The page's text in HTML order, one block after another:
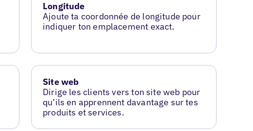
Longitude
Ajoute ta coordonnée de longitude pour
indiquer ton emplacement exact.
Site web
Dirige les clients vers ton site web pour
qu’ils en apprennent davantage sur tes
produits et services.